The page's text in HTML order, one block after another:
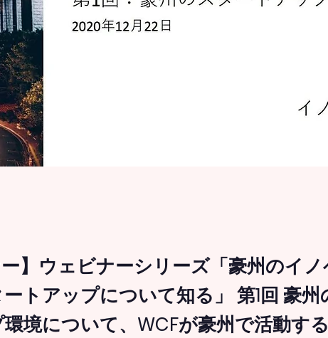
ー】ウェビナーシリーズ「豪州のイ
トアップについて知る」 第1回 豪州
境について、WCFが豪州で活動す